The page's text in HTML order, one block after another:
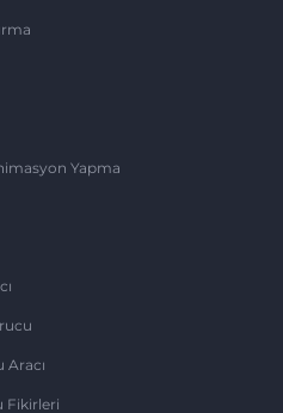
Yapma
Aracı
Fikirleri